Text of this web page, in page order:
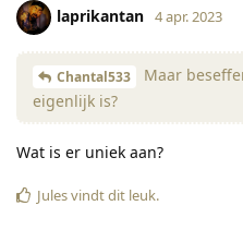
laprikantan 4 apr. 2023
Chantal533
Maar
eigenlijk is?
Wat is er uniek aan?
Julesvindt dit leuk.